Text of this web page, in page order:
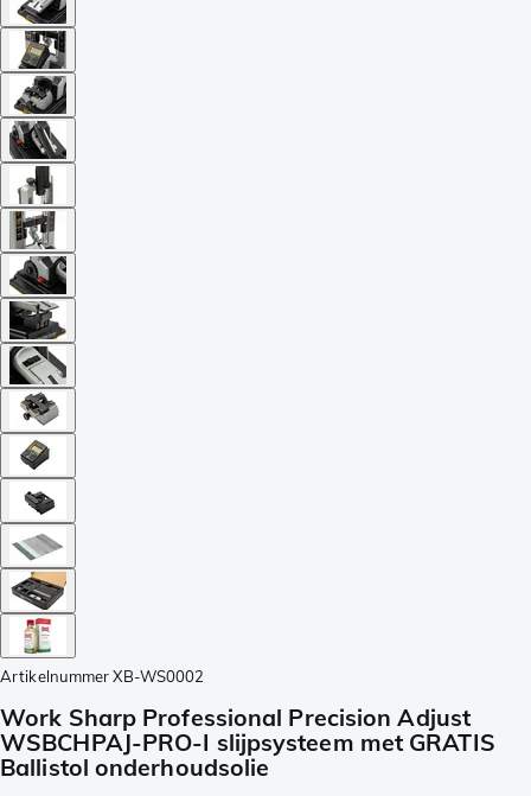
Artikelnummer XB-WS0002
Work Sharp Professional Precision Adjust
WSBCHPAJ-PRO-I slijpsysteem met GRATIS
Ballistol onderhoudsolie